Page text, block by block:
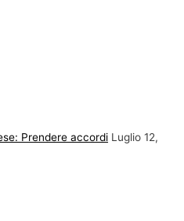
Prendere accordi Luglio 12,